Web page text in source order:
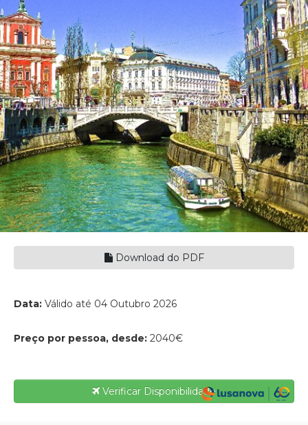
Download do PDF
Data: Válido até 04 Outubro 2026
Preço por pessoa, desde: 2040€
Verificar Disponibilidade